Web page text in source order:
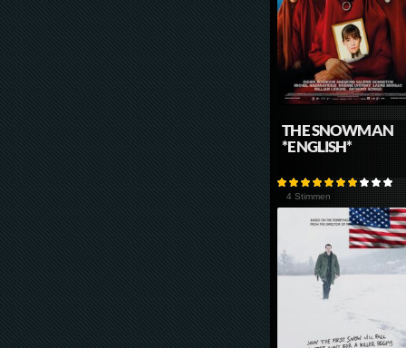
THE SNOWMAN
*ENGLISH*
4 Stimmen